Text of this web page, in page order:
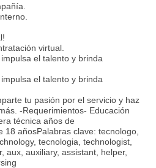
virtual.
el talento y brinda
el talento y brinda
tu pasión por el servicio y haz
-Requerimientos- Educación
técnica años de
18 añosPalabras clave: tecnologo,
tecnologia, technologist,
aux, auxiliary, assistant, helper,